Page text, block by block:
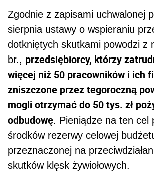
Zgodnie z zapisami uchwalonej
sierpnia ustawy o wspieraniu
dotkniętych skutkami powodzi z
br., przedsiębiorcy, którzy
więcej niż 50 pracowników i ich
zniszczone przez tegoroczną
mogli otrzymać do 50 tys. zł
odbudowę. Pieniądze na ten cel
środków rezerwy celowej
przeznaczonej na
skutków klęsk żywiołowych.